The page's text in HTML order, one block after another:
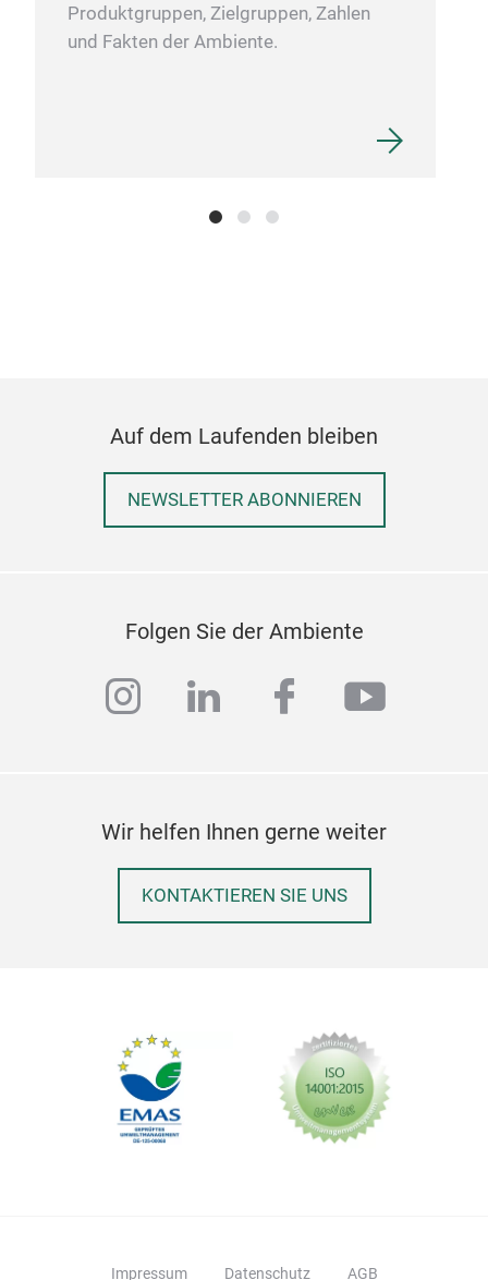
Produktgruppen, Zielgruppen, Zahlen
und Fakten der Ambiente.
Auf dem Laufenden bleiben
NEWSLETTER ABONNIEREN
Folgen Sie der Ambiente
instagram
linkedinfacebook
Wir helfen Ihnen gerne weiter
KONTAKTIEREN SIE UNS
Impressum Datenschutz AGB